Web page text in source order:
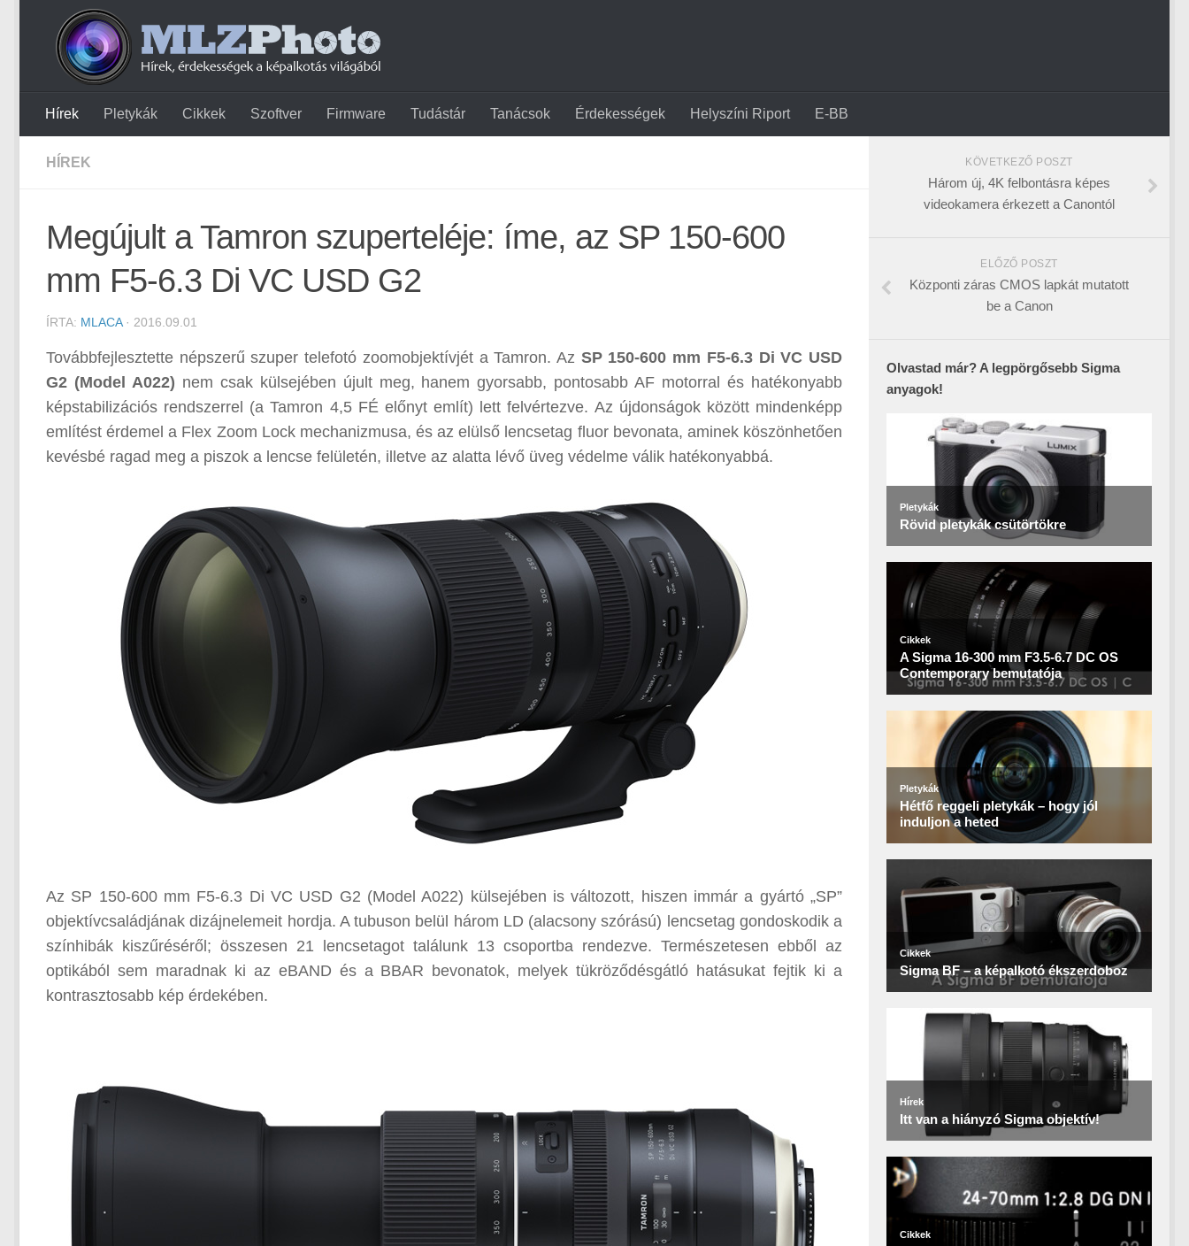
Hírek Pletykák Cikkek Szoftver Firmware Tudástár Tanácsok Érdekességek Helyszíni Riport E-BB
HÍREK
Megújult a Tamron szuperteléje: íme, az SP 150-600
mm F5-6.3 Di VC USD G2
ÍRTA: MLACA· 2016.09.01
Továbbfejlesztette népszerű szuper telefotó zoomobjektívjét a Tamron. Az SP 150-600 mm F5-6.3 Di VC USD
G2 (Model A022) nem csak külsejében újult meg, hanem gyorsabb, pontosabb AF motorral és hatékonyabb
képstabilizációs rendszerrel (a Tamron 4,5 FÉ előnyt említ) lett felvértezve. Az újdonságok között mindenképp
említést érdemel a Flex Zoom Lock mechanizmusa, és az elülső lencsetag fluor bevonata, aminek köszönhetően
kevésbé ragad meg a piszok a lencse felületén, illetve az alatta lévő üveg védelme válik hatékonyabbá.
Az SP 150-600 mm F5-6.3 Di VC USD G2 (Model A022) külsejében is változott, hiszen immár a gyártó „SP”
objektívcsaládjának dizájnelemeit hordja. A tubuson belül három LD (alacsony szórású) lencsetag gondoskodik a
színhibák kiszűréséről; összesen 21 lencsetagot találunk 13 csoportba rendezve. Természetesen ebből az
optikából sem maradnak ki az eBAND és a BBAR bevonatok, melyek tükröződésgátló hatásukat fejtik ki a
kontrasztosabb kép érdekében.
KÖVETKEZŐ POSZT
Három új, 4K felbontásra képes
videokamera érkezett a Canontól
ELŐZŐ POSZT
Központi záras CMOS lapkát mutatott
be a Canon
Olvastad már? A legpörgősebb Sigma
anyagok!